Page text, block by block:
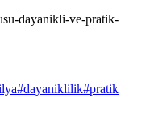
dayanikli-ve-pratik-
#dayaniklilik#pratik